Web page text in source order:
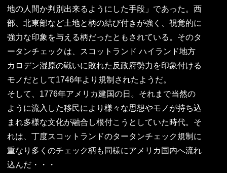
地の人間か判別出来るようにした手段」であった。西
部、北東部など土地と柄の結び付きが強く、視覚的に
強力な印象を与える柄だったともされている。そのタ
ータンチェックは、スコットランド ハイランド地方
カロデン湿原の戦いに敗れた反政府勢力を印象付ける
モノだとして1746年より規制されたようだ。
そして、1776年アメリカ建国の日。それまで当然の
ように流入した移民により様々な思想やモノが持ち込
まれ多様な文化が融合し根付こうとしていた時代。そ
れは、丁度スコットランドのタータンチェック規制に
重なり多くのチェック柄も同様にアメリカ国内へ流れ
込んだ・・・